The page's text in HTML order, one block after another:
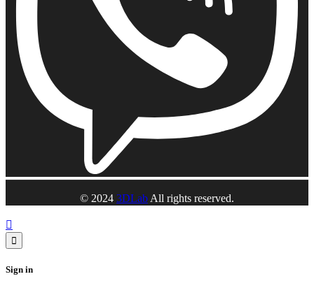
© 2024 3DLab All rights reserved.
Sign in